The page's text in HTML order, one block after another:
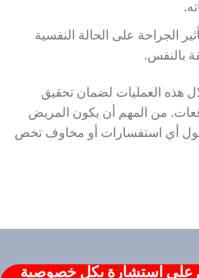
الجراحة على الحالة النفسية
بالنفس.
هذه العمليات لضمان تحقيق
من المهم أن يكون المريض
حول أي استفسارات أو مخاوف تخص
على استشارة بكل خصوصية